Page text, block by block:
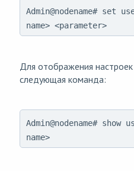
Admin@nodename# set
name> <parameter>
Для отображения настроек
следующая команда:
Admin@nodename#
name>